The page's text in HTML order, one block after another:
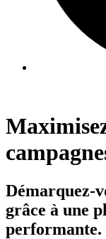
Démarquez-
grâce à une
performante.